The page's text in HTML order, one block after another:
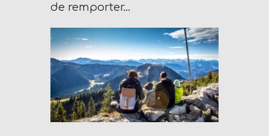
de remporter…